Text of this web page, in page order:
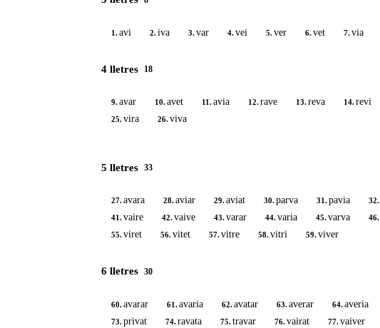
1.avi 2.iva 3.var 4.vei 5.ver 6.vet 7.via
4 lletres 18
9.avar 10.avet 11.avia 12.rave 13.reva 14.revi
25.vira 26.viva
5 lletres 33
27.avara 28.aviar 29.aviat 30.parva 31.pavia 32.
41.vaire 42.vaive 43.varar 44.varia 45.varva 46.
55.viret 56.vitet 57.vitre 58.vitri 59.viver
6 lletres 30
60.avarar 61.avaria 62.avatar 63.averar 64.averia
73.privat 74.ravata 75.travar 76.vairat 77.vaiver